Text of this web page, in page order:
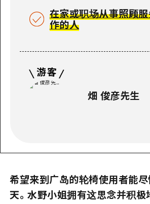
在家或职场从事照顾
作的人
畑 俊彦先生
希望来到广岛的轮椅使用者能
天。水野小姐拥有这思念并积极